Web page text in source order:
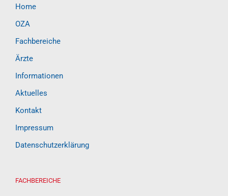
Home
OZA
Fachbereiche
Ärzte
Informationen
Aktuelles
Kontakt
Impressum
Datenschutzerklärung
FACHBEREICHE